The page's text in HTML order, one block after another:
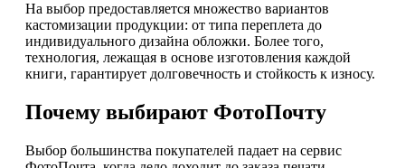
На выбор предоставляется множество вариантов
кастомизации продукции: от типа переплета до
индивидуального дизайна обложки. Более того,
технология, лежащая в основе изготовления каждой
книги, гарантирует долговечность и стойкость к износу.
Почему выбирают ФотоПочту
Выбор большинства покупателей падает на сервис